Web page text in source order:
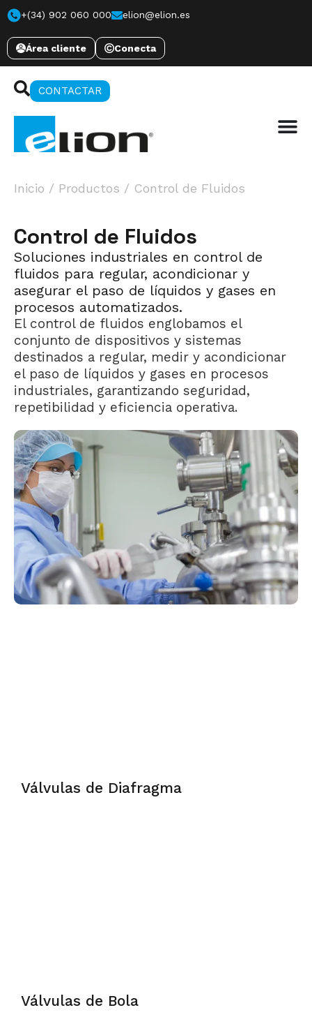
+(34) 902 060 000 elion@elion.es
Área cliente Conecta
CONTACTAR
Inicio / Productos / Control de Fluidos
Control de Fluidos
Soluciones industriales en control de
fluidos para regular, acondicionar y
asegurar el paso de líquidos y gases en
procesos automatizados.
El control de fluidos englobamos el
conjunto de dispositivos y sistemas
destinados a regular, medir y acondicionar
el paso de líquidos y gases en procesos
industriales, garantizando seguridad,
repetibilidad y eficiencia operativa.
Válvulas de Diafragma
Válvulas de Bola